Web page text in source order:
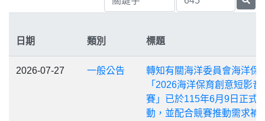
日期 類別 標題
2026-07-27 一般公告
轉知有關海洋委員會海洋保
「2026海洋保育創意短影音
賽」已於115年6月9日正式
動，並配合競賽推動需求補